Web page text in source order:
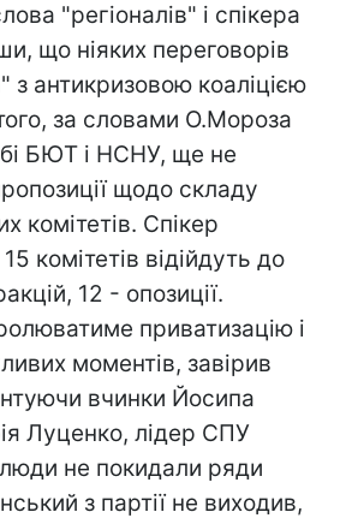
"регіоналів" і спікера
що ніяких переговорів
з антикризовою коаліцією
за словами О.Мороза
БЮТ і НСНУ, ще не
щодо складу
комітетів. Спікер
комітетів відійдуть до
12 - опозиції.
приватизацію і
моментів, завірив
вчинки Йосипа
Луценко, лідер СПУ
не покидали ряди
з партії не виходив,